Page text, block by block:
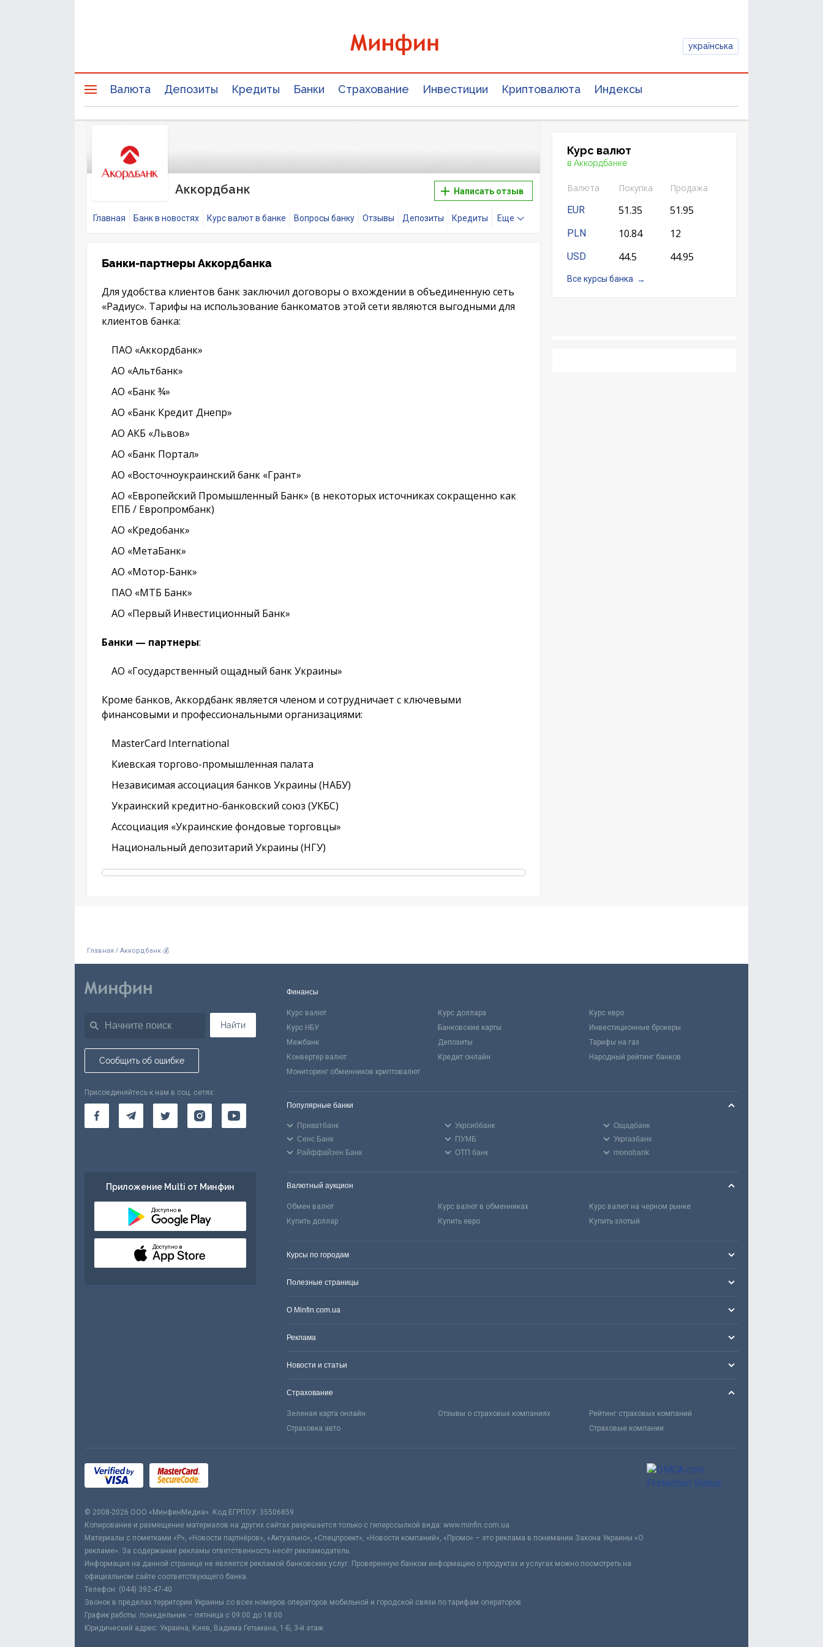
українська
Валюта Депозиты Кредиты Банки Страхование Инвестиции Криптовалюта Индексы
Аккордбанк Написать отзыв
Главная Банк в новостях Курс валют в банке Вопросы банку Отзывы Депозиты Кредиты Еще
Банки-партнеры Аккордбанка
Для удобства клиентов банк заключил договоры о вхождении в объединенную сеть
«Радиус». Тарифы на использование банкоматов этой сети являются выгодными для
клиентов банка:
ПАО «Аккордбанк»
АО «Альтбанк»
АО «Банк ¾»
АО «Банк Кредит Днепр»
АО АКБ «Львов»
АО «Банк Портал»
АО «Восточноукраинский банк «Грант»
АО «Европейский Промышленный Банк» (в некоторых источниках сокращенно как
ЕПБ / Европромбанк)
АО «Кредобанк»
АО «МетаБанк»
АО «Мотор-Банк»
ПАО «МТБ Банк»
АО «Первый Инвестиционный Банк»
Банки — партнеры:
АО «Государственный ощадный банк Украины»
Кроме банков, Аккордбанк является членом и сотрудничает с ключевыми
финансовыми и профессиональными организациями:
MasterCard International
Киевская торгово-промышленная палата
Независимая ассоциация банков Украины (НАБУ)
Украинский кредитно-банковский союз (УКБС)
Ассоциация «Украинские фондовые торговцы»
Национальный депозитарий Украины (НГУ)
Курс валют
в Аккордбанке
Валюта Покупка
Продажа
EUR
51.35 51.95
PLN 10.84 12
USD 44.5 44.95
Все курсы банка
Главная / Аккордбанк 💰
Найти
Сообщить об ошибке
Присоединяйтесь к нам в соц. сетях:
Приложение Multi от Минфин
Доступно в
Доступно в
Финансы
Курс валют Курс доллара
Курс евро
Курс НБУ
Банковские карты
Инвестиционные брокеры
Межбанк
Депозиты
Тарифы на газ
Конвертер валют
Кредит онлайн
Народный рейтинг банков
Мониторинг обменников криптовалют
Популярные банки
Приватбанк Укрсиббанк
Ощадбанк
Сенс Банк
ПУМБ
Укргазбанк
Райффайзен Банк
ОТП банк monobank
Валютный аукцион
Обмен валют Курс валют в обменниках
Курс валют на черном рынке
Купить доллар
Купить евро Купить злотый
Курсы по городам
Полезные страницы
О Minfin.com.ua
Реклама
Новости и статьи
Страхование
Зеленая карта онлайн Отзывы о страховых компаниях
Рейтинг страховых компаний
Страховка авто
Страховые компании
© 2008-2026 ООО «МинфинМедиа». Код ЕГРПОУ: 35506859
Копирование и размещение материалов на других сайтах разрешается только с гиперссылкой вида: www.minfin.com.ua
Материалы с пометками «Р», «Новости партнёров», «Актуально», «Спецпроект», «Новости компаний», «Промо» – это реклама в понимании Закона Украины «О
рекламе». За содержание рекламы ответственность несёт рекламодатель.
Информация на данной странице не является рекламой банковских услуг. Проверенную банком информацию о продуктах и услугах можно посмотреть на
официальном сайте соответствующего банка.
Телефон: (044) 392-47-40
Звонок в пределах территории Украины со всех номеров операторов мобильной и городской связи по тарифам операторов
График работы: понедельник – пятница с 09:00 до 18:00
Юридический адрес: Украина, Киев, Вадима Гетьмана, 1-Б, 3-й этаж